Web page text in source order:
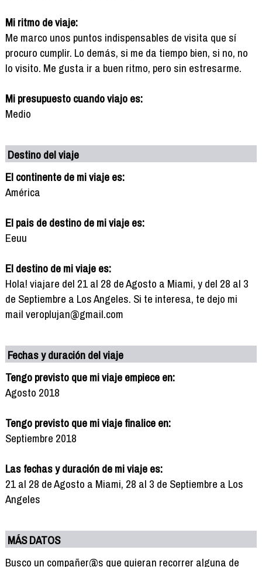
Mi ritmo de viaje:
Me marco unos puntos indispensables de visita que sí
procuro cumplir. Lo demás, si me da tiempo bien, si no, no
lo visito. Me gusta ir a buen ritmo, pero sin estresarme.
Mi presupuesto cuando viajo es:
Medio
Destino del viaje
El continente de mi viaje es:
América
El pais de destino de mi viaje es:
Eeuu
El destino de mi viaje es:
Hola! viajare del 21 al 28 de Agosto a Miami, y del 28 al 3
de Septiembre a Los Angeles. Si te interesa, te dejo mi
mail veroplujan@gmail.com
Fechas y duración del viaje
Tengo previsto que mi viaje empiece en:
Agosto 2018
Tengo previsto que mi viaje finalice en:
Septiembre 2018
Las fechas y duración de mi viaje es:
21 al 28 de Agosto a Miami, 28 al 3 de Septiembre a Los
Angeles
MÁS DATOS
Busco un compañer@s que quieran recorrer alguna de